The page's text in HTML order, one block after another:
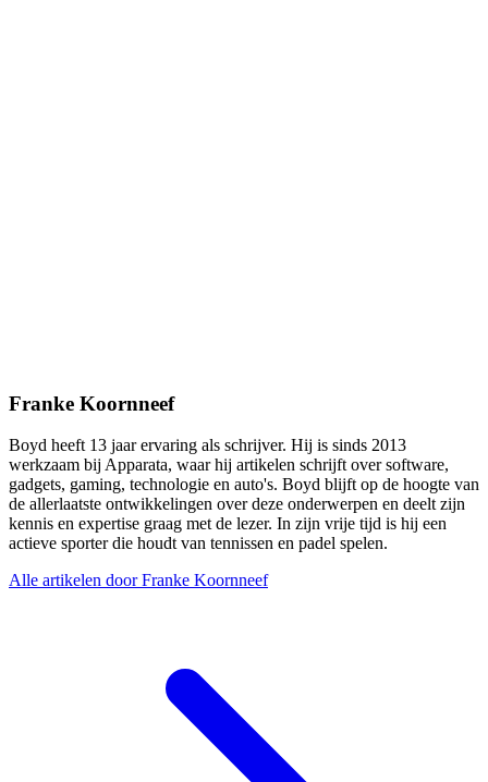
Franke Koornneef
Boyd heeft 13 jaar ervaring als schrijver. Hij is sinds 2013
werkzaam bij Apparata, waar hij artikelen schrijft over software,
gadgets, gaming, technologie en auto's. Boyd blijft op de hoogte van
de allerlaatste ontwikkelingen over deze onderwerpen en deelt zijn
kennis en expertise graag met de lezer. In zijn vrije tijd is hij een
actieve sporter die houdt van tennissen en padel spelen.
Alle artikelen door Franke Koornneef